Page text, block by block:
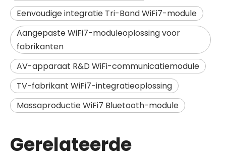
Eenvoudige integratie Tri-Band WiFi7-module
Aangepaste WiFi7-moduleoplossing voor
fabrikanten
AV-apparaat R&D WiFi-communicatiemodule
TV-fabrikant WiFi7-integratieoplossing
Massaproductie WiFi7 Bluetooth-module
Gerelateerde